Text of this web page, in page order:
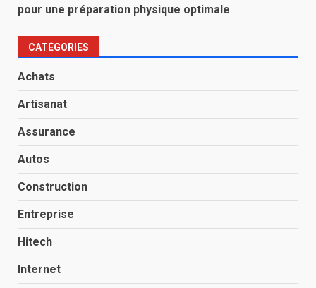
pour une préparation physique optimale
CATÉGORIES
Achats
Artisanat
Assurance
Autos
Construction
Entreprise
Hitech
Internet